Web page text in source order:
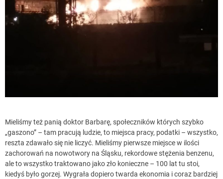
Mieliśmy też panią doktor Barbarę, społeczników których szybko
„gaszono” – tam pracują ludzie, to miejsca pracy, podatki – wszystko,
reszta zdawało się nie liczyć. Mieliśmy pierwsze miejsce w ilości
zachorowań na nowotwory na Śląsku, rekordowe stężenia benzenu,
ale to wszystko traktowano jako zło konieczne – 100 lat tu stoi,
kiedyś było gorzej. Wygrała dopiero twarda ekonomia i coraz bardziej